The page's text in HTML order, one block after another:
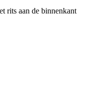
rits aan de binnenkant